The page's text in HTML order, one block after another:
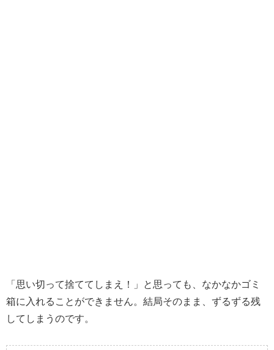
「思い切って捨ててしまえ！」と思っても、なかなかゴミ
箱に入れることができません。結局そのまま、ずるずる残
してしまうのです。